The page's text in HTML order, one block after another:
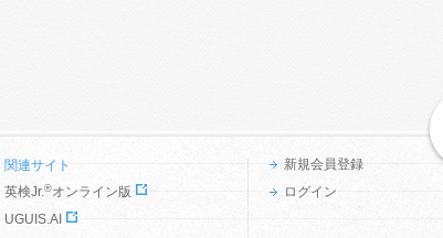
関連サイト
英検Jr.®オンライン版
UGUIS.AI
新規会員登録
ログイン